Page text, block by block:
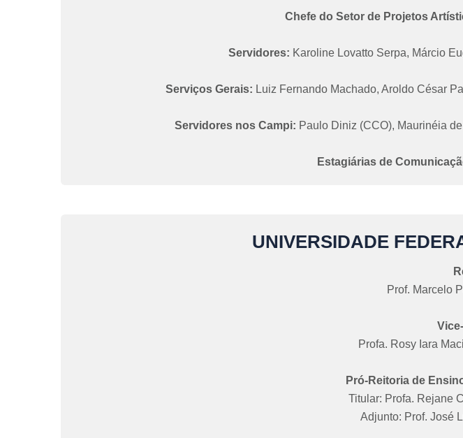
Chefe do Setor de Projetos
Servidores: Karoline Lovatto Serpa, Márcio
Serviços Gerais: Luiz Fernando Machado, Aroldo César
Servidores nos Campi: Paulo Diniz (CCO), Maurinéia
Estagiárias de
UNIVERSIDADE
Prof. Marcelo
Profa. Rosy Iara
Pró-Reitoria de
Titular: Profa. Rejane
Adjunto: Prof. José